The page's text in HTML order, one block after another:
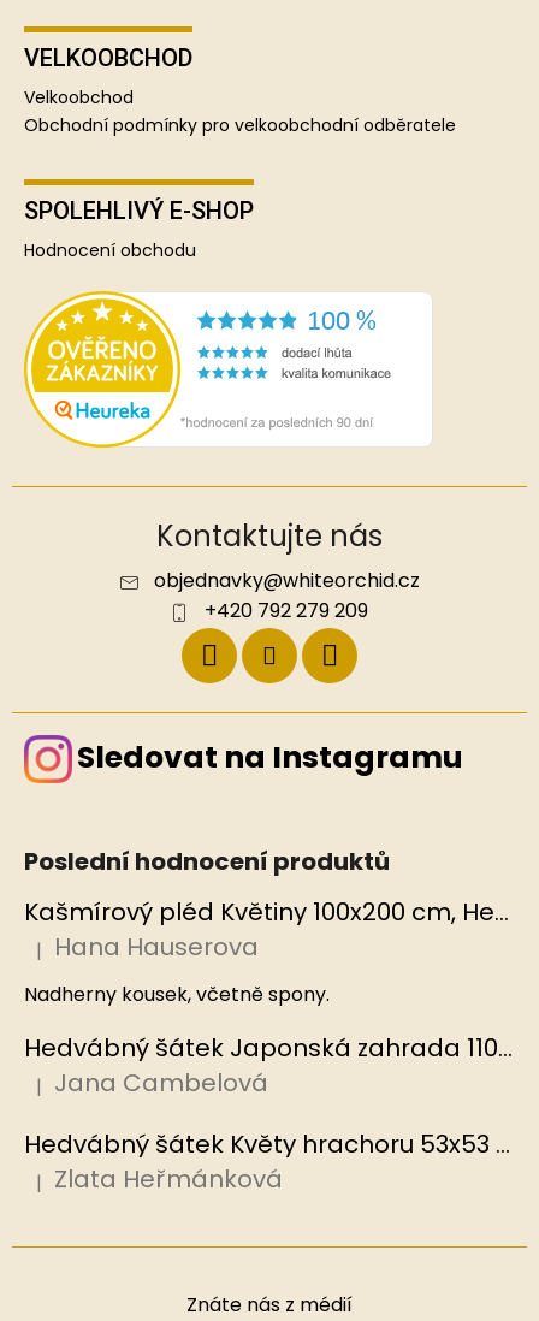
VELKOOBCHOD
Velkoobchod
Obchodní podmínky pro velkoobchodní odběratele
SPOLEHLIVÝ E-SHOP
Hodnocení obchodu
Kontaktujte nás
objednavky@whiteorchid.cz
+420 792 279 209
Sledovat na Instagramu
Poslední hodnocení produktů
Kašmírový pléd Květiny 100x200 cm, Hedvábný svět
Hodnocení produktu je 5 z 5 hvězdiček.
| Hana Hauserova
Nadherny kousek, včetně spony.
Hedvábný šátek Japonská zahrada 110x110 cm v dárkovém balení, HEDVÁBNÝ SVĚT
Hodnocení produktu je 5 z 5 hvězdiček.
| Jana Cambelová
Hedvábný šátek Květy hrachoru 53x53 cm v dárkovém balení, HEDVÁBNÝ SVĚT
Hodnocení produktu je 5 z 5 hvězdiček.
| Zlata Heřmánková
Znáte nás z médií